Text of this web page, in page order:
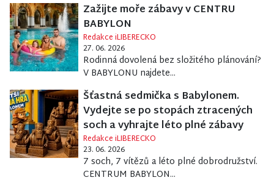
Zažijte moře zábavy v CENTRU
BABYLON
Redakce iLIBERECKO
27. 06. 2026
Rodinná dovolená bez složitého plánování?
V BABYLONU najdete...
Šťastná sedmička s Babylonem.
Vydejte se po stopách ztracených
soch a vyhrajte léto plné zábavy
Redakce iLIBERECKO
23. 06. 2026
7 soch, 7 vítězů a léto plné dobrodružství.
CENTRUM BABYLON...